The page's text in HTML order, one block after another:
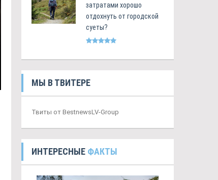
затратами хорошо
отдохнуть от городской
суеты?
МЫ В ТВИТЕРЕ
Твиты от BestnewsLV-Group
ИНТЕРЕСНЫЕ ФАКТЫ